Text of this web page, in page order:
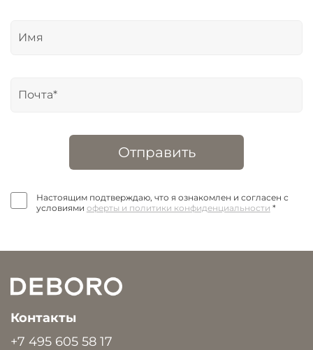
Отправить
Настоящим подтверждаю, что я ознакомлен и согласен с
условиями оферты и политики конфиденциальности *
Контакты
+7 495 605 58 17